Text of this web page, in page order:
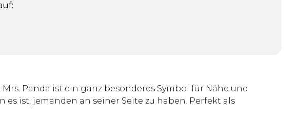
Panda ist ein ganz besonderes Symbol für Nähe und
ist, jemanden an seiner Seite zu haben. Perfekt als